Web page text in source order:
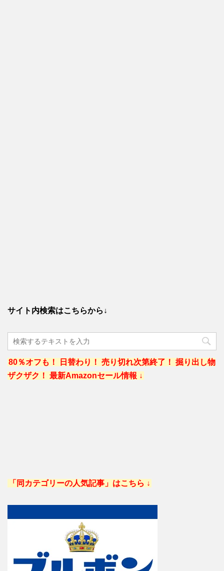
サイト内検索はこちらから↓
80％オフも！ 日替わり！ 売り切れ次第終了！ 掘り出し物
ザクザク！ 最新Amazonセール情報 ↓
「同カテゴリーの人気記事」はこちら ↓